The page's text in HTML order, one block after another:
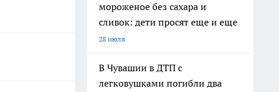
мороженое без сахара и
сливок: дети просят еще и еще
28 июля
В Чувашии в ДТП с
легковушками погибли два